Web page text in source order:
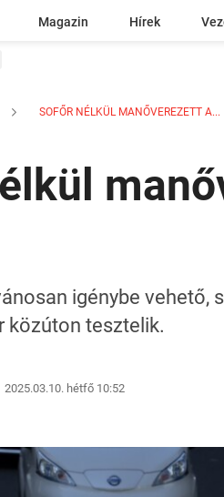
Magazin Hírek
SOFŐR NÉLKÜL MANŐVEREZETT A...
igénybe
közúton tesztelik.
2025.03.10. hétfő 10:52